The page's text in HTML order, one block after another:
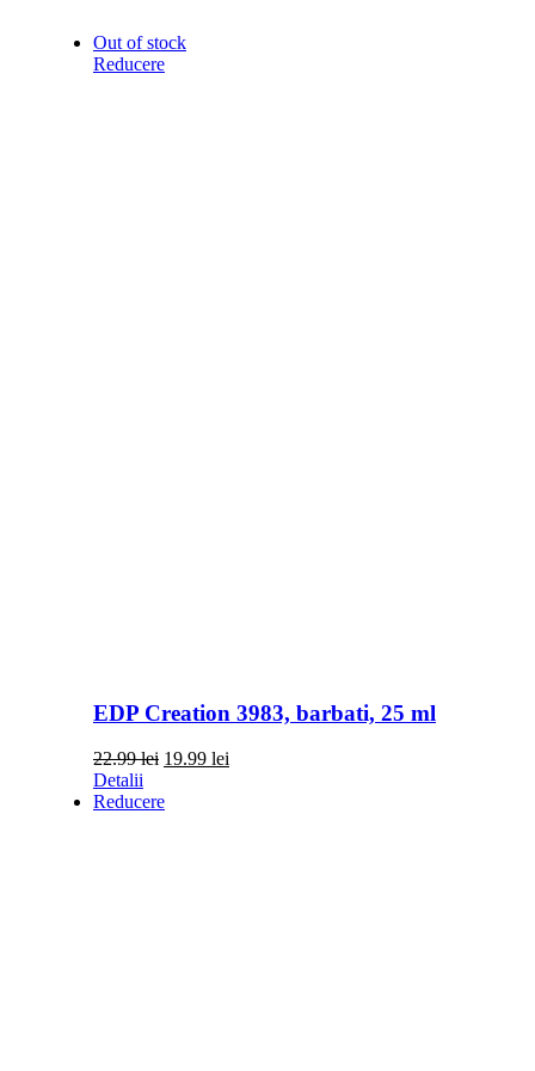
Out of stock
Reducere
EDP Creation 3983, barbati, 25 ml
22.99lei Prețul
a
19.99 leiPrețul
Detalii
Reducere